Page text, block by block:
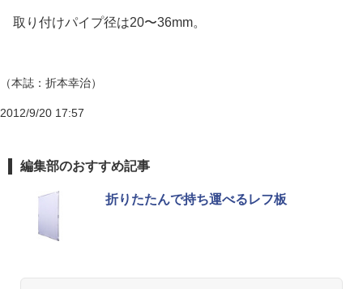
取り付けパイプ径は20〜36mm。
（本誌：折本幸治）
2012/9/20 17:57
編集部のおすすめ記事
折りたたんで持ち運べるレフ板